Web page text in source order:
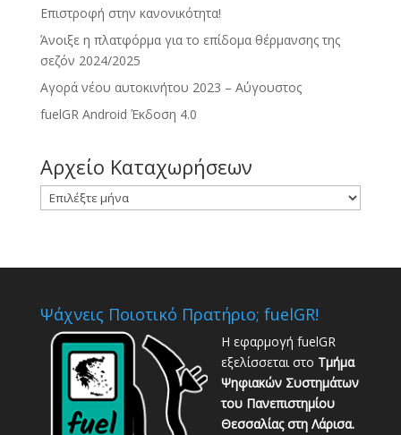
Επιστροφή στην κανονικότητα!
Άνοιξε η πλατφόρμα για το επίδομα θέρμανσης της
σεζόν 2024/2025
Αγορά νέου αυτοκινήτου 2023 – Αύγουστος
fuelGR Android Έκδοση 4.0
Αρχείο Καταχωρήσεων
Αρχείο
Καταχωρήσεων
Ψάχνεις Ποιοτικό Πρατήριο; fuelGR!
Η εφαρμογή fuelGR
εξελίσσεται στο Τμήμα
Ψηφιακών Συστημάτων
του Πανεπιστημίου
Θεσσαλίας στη Λάρισα.